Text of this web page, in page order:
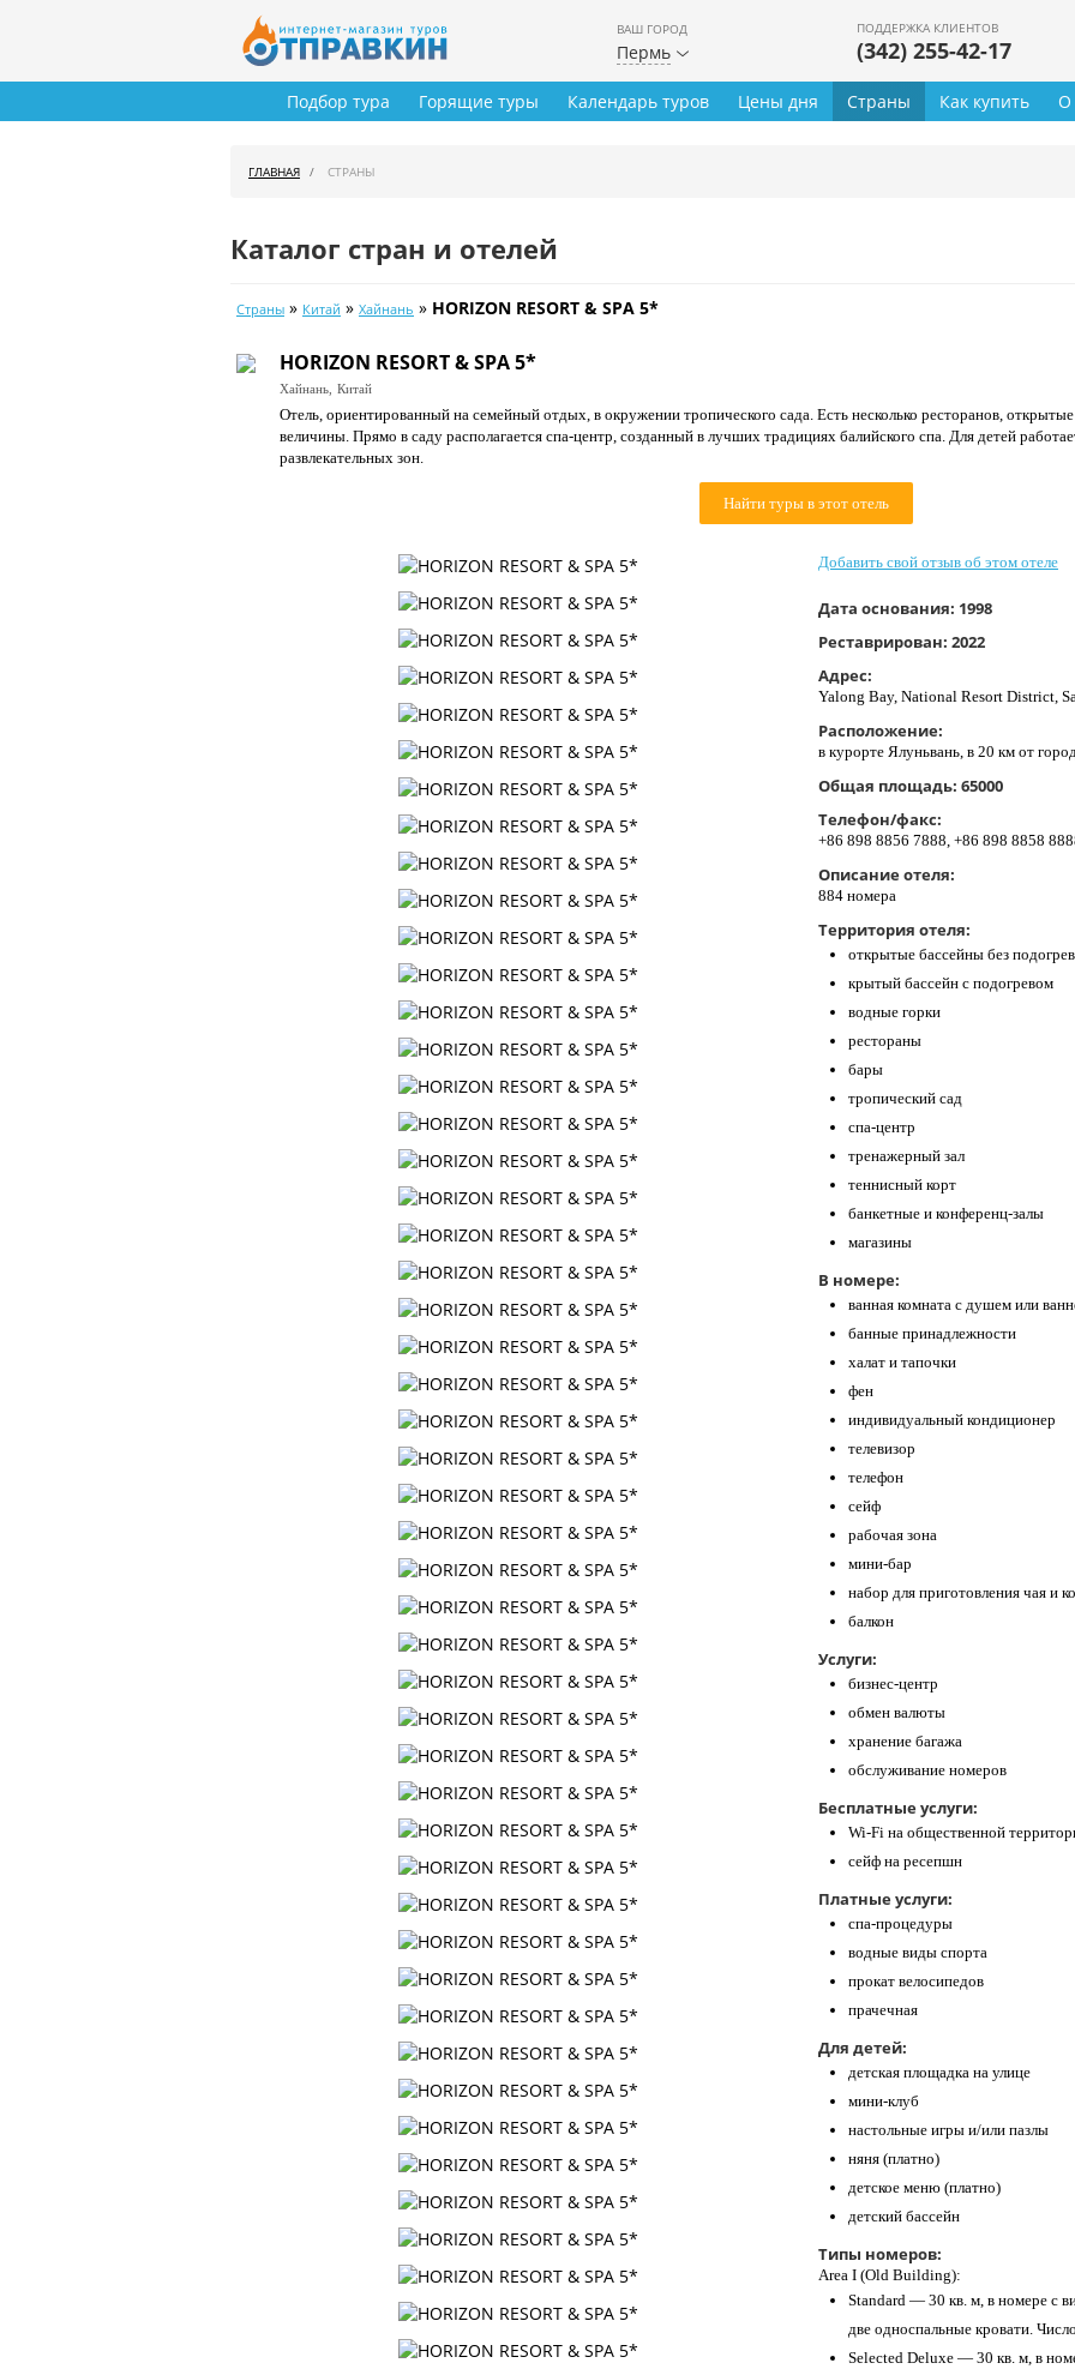
ВАШ ГОРОД
Пермь
ПОДДЕРЖКА КЛИЕНТОВ
(342) 255-42-17
Подбор тура Горящие туры Календарь туров Цены дня Страны Как купить О
ГЛАВНАЯ СТРАНЫ
Каталог стран и отелей
Страны » Китай » Хайнань » HORIZON RESORT & SPA 5*
HORIZON RESORT & SPA 5*
Хайнань, Китай
Отель, ориентированный на семейный отдых, в окружении тропического сада. Есть несколько ресторанов,
величины. Прямо в саду располагается спа-центр, созданный в лучших традициях балийского спа. Для детей
развлекательных зон.
Найти туры в этот отель
Добавить свой отзыв об этом отеле
Дата основания: 1998
Реставрирован: 2022
Адрес:
Yalong Bay, National Resort District,
Расположение:
в курорте Ялуньвань, в 20 км от
Общая площадь: 65000
Телефон/факс:
+86 898 8856 7888, +86 898 8858
Описание отеля:
884 номера
Территория отеля:
открытые бассейны без
крытый бассейн с подогревом
водные горки
рестораны
бары
тропический сад
спа-центр
тренажерный зал
теннисный корт
банкетные и конференц-залы
магазины
В номере:
ванная комната с душем или
банные принадлежности
халат и тапочки
фен
индивидуальный кондиционер
телевизор
телефон
сейф
рабочая зона
мини-бар
набор для приготовления чая и
балкон
Услуги:
бизнес-центр
обмен валюты
хранение багажа
обслуживание номеров
Бесплатные услуги:
Wi-Fi на общественной
сейф на ресепшн
Платные услуги:
спа-процедуры
водные виды спорта
прокат велосипедов
прачечная
Для детей:
детская площадка на улице
мини-клуб
настольные игры и/или пазлы
няня (платно)
детское меню (платно)
детский бассейн
Типы номеров:
Area I (Old Building):
Standard — 30 кв. м, в номере с
две односпальные кровати.
Selected Deluxe — 30 кв. м, в